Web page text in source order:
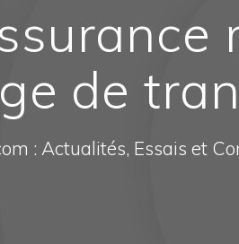
de
: Actualités, Essais et